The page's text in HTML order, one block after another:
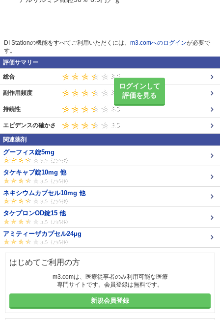
DI Stationの機能をすべてご利用いただくには、 m3.comへのログインが必要で
す。
評価サマリー
ログインして
評価を見る
総合
副作用頻度
持続性
エビデンスの確かさ
関連薬剤
グーフィス錠5mg
タケキャブ錠10mg 他
ネキシウムカプセル10mg 他
タケプロンOD錠15 他
アミティーザカプセル24μg
はじめてご利用の方
m3.comは、医療従事者のみ利用可能な医療
専門サイトです。会員登録は無料です。
新規会員登録